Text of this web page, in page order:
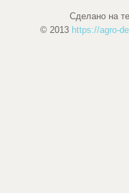
Сделано на
© 2013 https://agro-